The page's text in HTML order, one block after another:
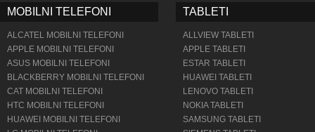
MOBILNI TELEFONI
ALCATEL MOBILNI TELEFONI
APPLE MOBILNI TELEFONI
ASUS MOBILNI TELEFONI
BLACKBERRY MOBILNI TELEFONI
CAT MOBILNI TELEFONI
HTC MOBILNI TELEFONI
HUAWEI MOBILNI TELEFONI
TABLETI
ALLVIEW TABLETI
APPLE TABLETI
ESTAR TABLETI
HUAWEI TABLETI
LENOVO TABLETI
NOKIA TABLETI
SAMSUNG TABLETI